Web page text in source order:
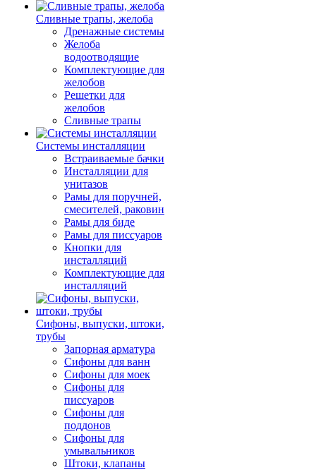
Сливные трапы, желоба
Дренажные системы
Желоба
водоотводящие
Комплектующие для
желобов
Решетки для
желобов
Сливные трапы
Системы инсталляции
Встраиваемые бачки
Инсталляции для
унитазов
Рамы для поручней,
смесителей, раковин
Рамы для биде
Рамы для писсуаров
Кнопки для
инсталляций
Комплектующие для
инсталляций
Сифоны, выпуски, штоки,
трубы
Запорная арматура
Сифоны для ванн
Сифоны для моек
Сифоны для
писсуаров
Сифоны для
поддонов
Сифоны для
умывальников
Штоки, клапаны